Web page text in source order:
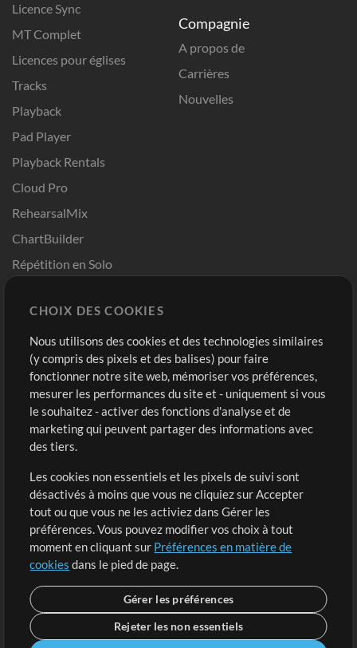
Licence Sync
MT Complet
Licences pour églises
Tracks
Playback
Pad Player
Playback Rentals
Cloud Pro
RehearsalMix
ChartBuilder
Répétition en Solo
Modèles ProPresenter
Sons
Compagnie
A propos de
Carrières
Nouvelles
Boutique
Acheter des crédits
Contenu gratuit
Demander les pistes
Extras
Sessions
Soumettre votre contenu
Listes de lecture
Conférence MT
Compte
Connexion
S'inscrire
CHOIX DES COOKIES
Nous utilisons des cookies et des technologies similaires
(y compris des pixels et des balises) pour faire
fonctionner notre site web, mémoriser vos préférences,
mesurer les performances du site et - uniquement si vous
le souhaitez - activer des fonctions d'analyse et de
marketing qui peuvent partager des informations avec
des tiers.
Les cookies non essentiels et les pixels de suivi sont
désactivés à moins que vous ne cliquiez sur Accepter
tout ou que vous ne les activiez dans Gérer les
préférences. Vous pouvez modifier vos choix à tout
moment en cliquant sur Préférences en matière de
cookies dans le pied de page.
Gérer les préférences
Rejeter les non essentiels